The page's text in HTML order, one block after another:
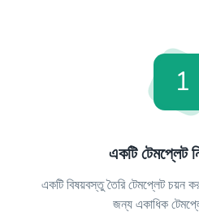
1
একটি টেমপ্লেট
একটি বিষয়বস্তু তৈরি টেমপ্লেট
জন্য একাধিক